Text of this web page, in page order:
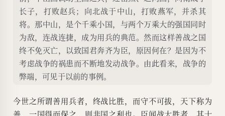
长子，打败赵兵；向北战于中山，打败燕军，并杀其
将。那中山，是个千乘小国，与两个万乘大的强国同时
为敌，连战连捷，成为用兵的典范。然而这样善战之国
终不免灭亡，以致国君奔齐为臣，原因何在？是因为不
考虑战争的祸患而不断地发动战争。由此看来，战争的
弊端，可见于以前的事例。
今世之所谓善用兵者，终战比胜，而守不可拔，天下称为